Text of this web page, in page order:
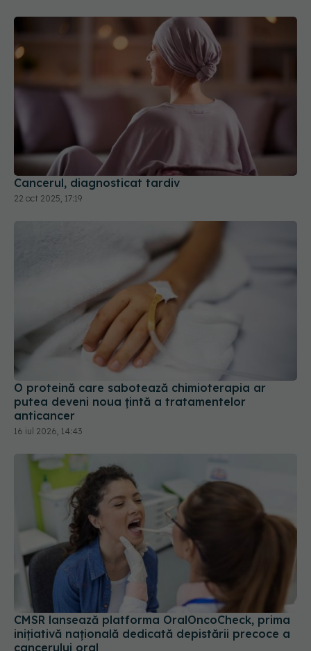
Cancerul, diagnosticat tardiv
22 oct 2025, 17:19
O proteină care sabotează chimioterapia ar
putea deveni noua țintă a tratamentelor
anticancer
16 iul 2026, 14:43
CMSR lansează platforma OralOncoCheck, prima
inițiativă națională dedicată depistării precoce a
cancerului oral